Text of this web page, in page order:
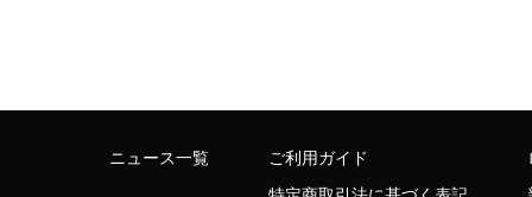
ニュース一覧
ご利用ガイド